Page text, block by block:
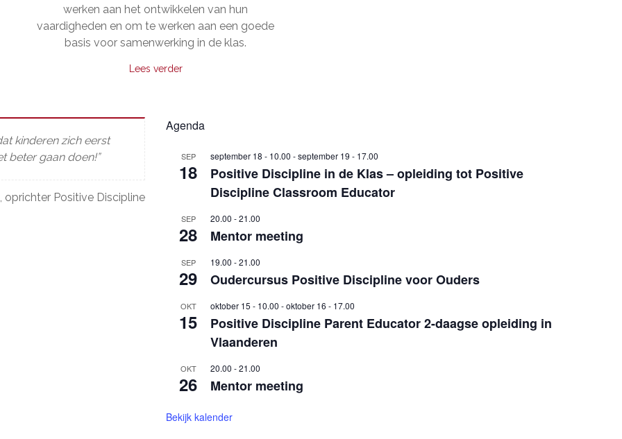
werken aan het ontwikkelen van hun
vaardigheden en om te werken aan een goede
basis voor samenwerking in de klas.
Lees verder
kinderen zich eerst
beter gaan doen!”
oprichter Positive Discipline
Agenda
SEP
18
september 18 - 10.00 -september 19 - 17.00
Positive Discipline in de Klas – opleiding tot Positive
Discipline Classroom Educator
SEP
28
20.00 -21.00
Mentor meeting
SEP
29
19.00 -21.00
Oudercursus Positive Discipline voor Ouders
OKT
15
oktober 15 - 10.00 -oktober 16 - 17.00
Positive Discipline Parent Educator 2-daagse opleiding in
Vlaanderen
OKT
26
20.00 -21.00
Mentor meeting
Bekijk kalender